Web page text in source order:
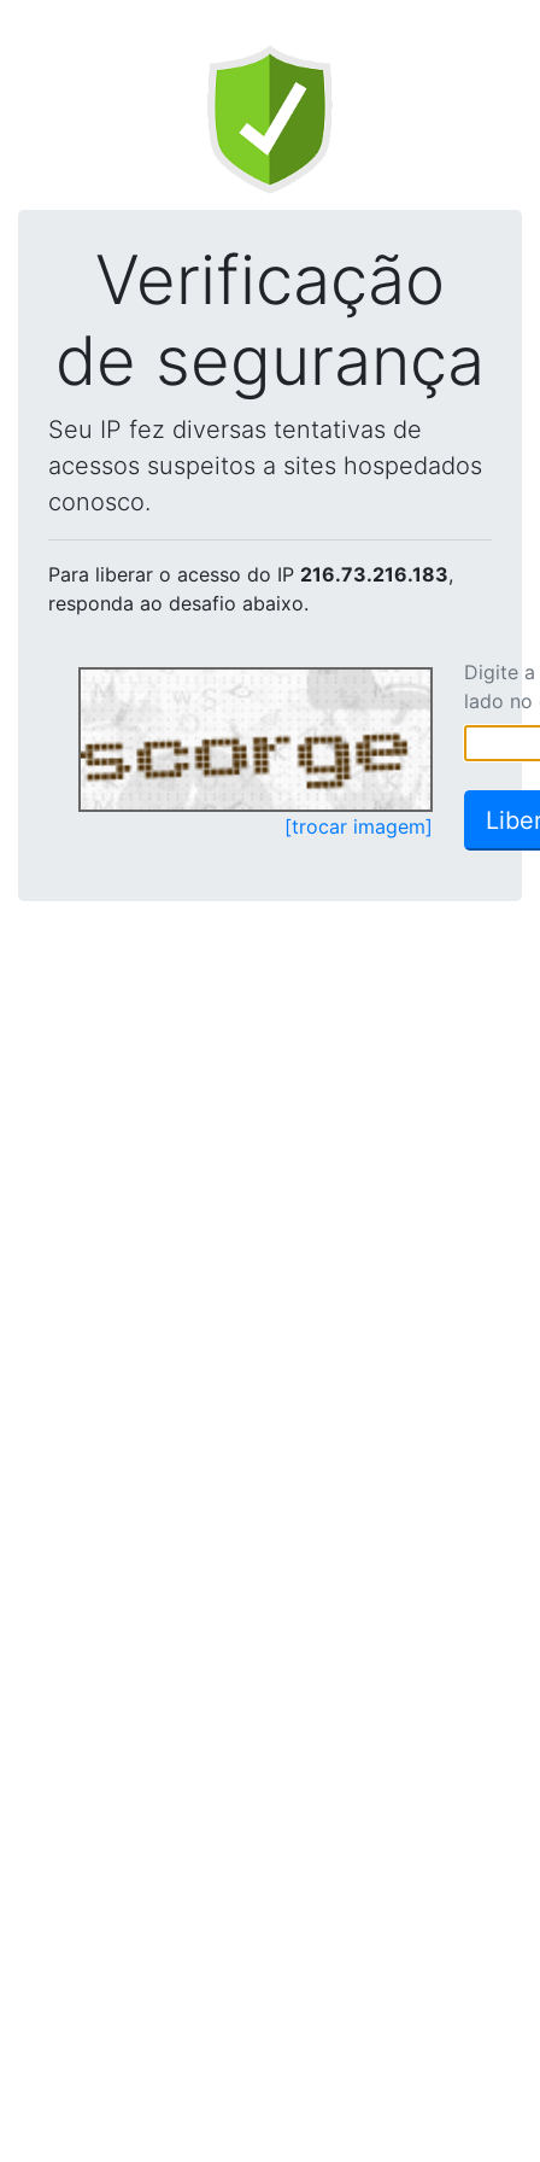
Verificação
de segurança
Seu IP fez diversas tentativas de
acessos suspeitos a sites hospedados
conosco.
Para liberar o acesso do IP 216.73.216.183,
responda ao desafio abaixo.
[trocar imagem]
Digite
lado no